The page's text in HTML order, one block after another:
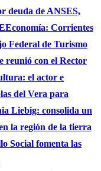
deuda de ANSES,
Economía: Corrientes
Federal de Turismo
reunió con el Rector
el actor e
del Vera para
Liebig: consolida un
la región de la tierra
Social fomenta las